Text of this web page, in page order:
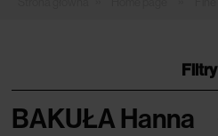
Filtry
BAKUŁA Hanna